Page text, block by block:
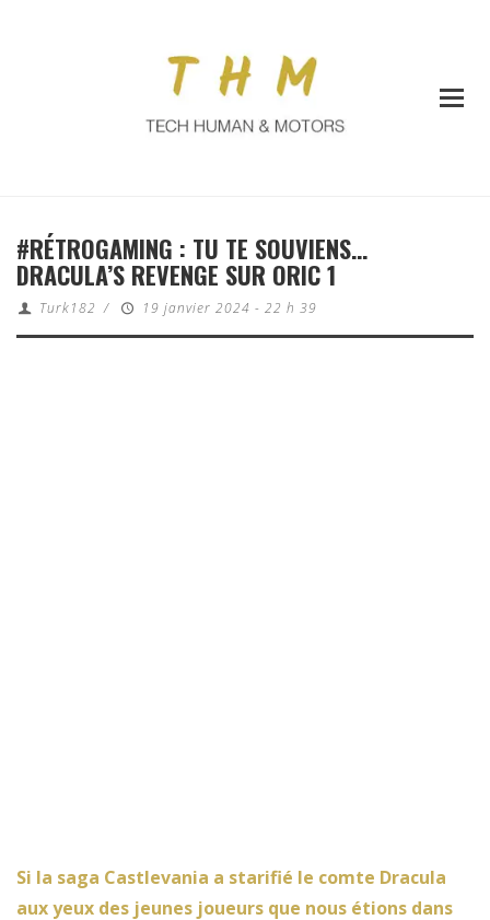
#RÉTROGAMING : TU TE SOUVIENS…
DRACULA’S REVENGE SUR ORIC 1
Turk182 / 19 janvier 2024 - 22 h 39
Si la saga Castlevania a starifié le comte Dracula
aux yeux des jeunes joueurs que nous étions dans